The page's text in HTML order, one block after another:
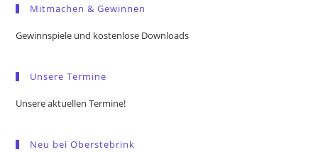
Mitmachen & Gewinnen
Gewinnspiele und kostenlose Downloads
Unsere Termine
Unsere aktuellen Termine!
Neu bei Oberstebrink